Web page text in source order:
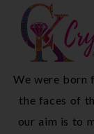
We were born
the faces of
our aim is to